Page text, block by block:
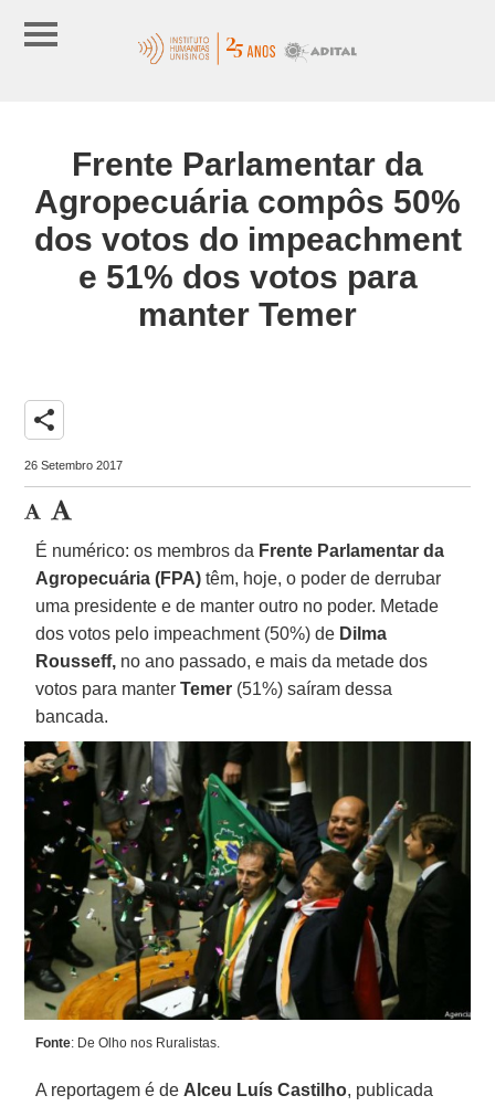
Frente Parlamentar da
Agropecuária compôs 50%
dos votos do impeachment
e 51% dos votos para
manter Temer
share
26 Setembro 2017
É numérico: os membros da Frente Parlamentar da
Agropecuária (FPA) têm, hoje, o poder de derrubar
uma presidente e de manter outro no poder. Metade
dos votos pelo impeachment (50%) de Dilma
Rousseff, no ano passado, e mais da metade dos
votos para manterTemer (51%) saíram dessa
bancada.
Fonte: De Olho nos Ruralistas.
A reportagem é de Alceu Luís Castilho, publicada